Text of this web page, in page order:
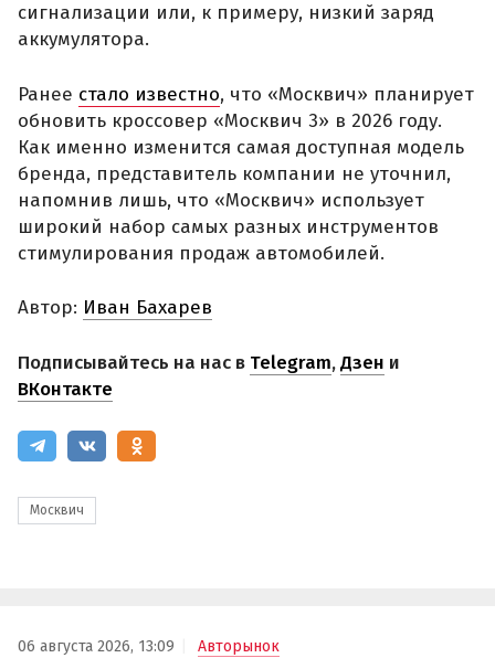
сигнализации или, к примеру, низкий заряд
аккумулятора.
Ранее стало известно, что «Москвич» планирует
обновить кроссовер «Москвич 3» в 2026 году.
Как именно изменится самая доступная модель
бренда, представитель компании не уточнил,
напомнив лишь, что «Москвич» использует
широкий набор самых разных инструментов
стимулирования продаж автомобилей.
Автор: Иван Бахарев
Подписывайтесь на нас в Telegram,Дзен и
ВКонтакте
Москвич
06 августа 2026, 13:09 Авторынок